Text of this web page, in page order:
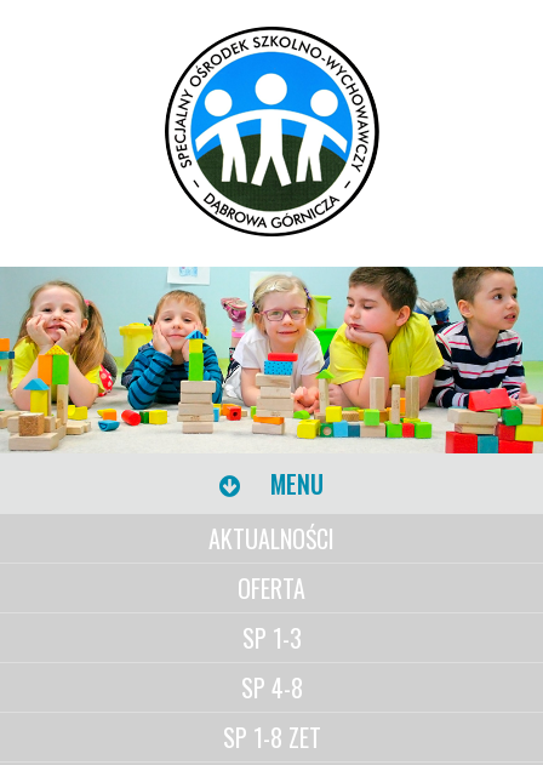
MENU
AKTUALNOŚCI
OFERTA
SP 1-3
SP 4-8
SP 1-8 ZET